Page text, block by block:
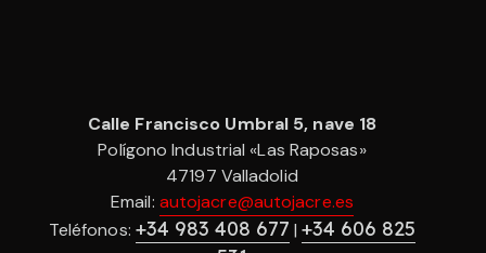
Calle Francisco Umbral 5, nave 18
Polígono Industrial «Las Raposas»
47197 Valladolid
Email: autojacre@autojacre.es
Teléfonos: +34 983 408 677 |+34 606 825